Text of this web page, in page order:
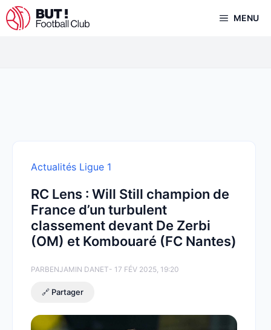
Aller
au
MENU
Actualités Ligue 1
RC Lens : Will Still champion de
France d’un turbulent
classement devant De Zerbi
(OM) et Kombouaré (FC Nantes)
PARBENJAMIN DANET- 17 FÉV 2025, 19:20
🔗 Partager